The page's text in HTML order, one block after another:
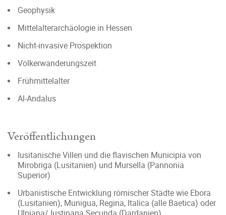
Geophysik
Mittelalterarchäologie in Hessen
Nicht-invasive Prospektion
Völkerwanderungszeit
Frühmittelalter
Al-Andalus
Veröffentlichungen
Iusitanische Villen und die flavischen Municipia von
Mirobriga (Lusitanien) und Mursella (Pannonia
Superior)
Urbanistische Entwicklung römischer Städte wie Ebora
(Lusitanien), Munigua, Regina, Italica (alle Baetica) oder